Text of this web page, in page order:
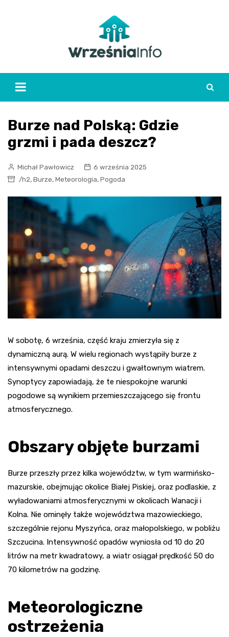
Burze nad Polską: Gdzie
grzmi i pada deszcz?
Michał Pawłowicz
6 września 2025
/h2, Burze, Meteorologia, Pogoda
W sobotę, 6 września, część kraju zmierzyła się z
dynamiczną aurą. W wielu regionach wystąpiły burze z
intensywnymi opadami deszczu i gwałtownym wiatrem.
Synoptycy zapowiadają, że te niespokojne warunki
pogodowe są wynikiem przemieszczającego się frontu
atmosferycznego.
Obszary objęte burzami
Burze przeszły przez kilka województw, w tym warmińsko-
mazurskie, obejmując okolice Białej Piskiej, oraz podlaskie, z
wyładowaniami atmosferycznymi w okolicach Wanacji i
Kolna. Nie ominęły także województwa mazowieckiego,
szczególnie rejonu Myszyńca, oraz małopolskiego, w pobliżu
Szczucina. Intensywność opadów wyniosła od 10 do 20
litrów na metr kwadratowy, a wiatr osiągał prędkość 50 do
70 kilometrów na godzinę.
Meteorologiczne
ostrzeżenia